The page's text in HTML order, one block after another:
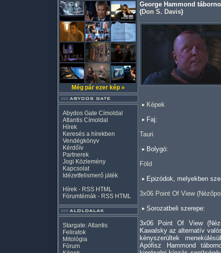
Még pár ezer kép »
Abydos Gate Címoldal
Atlantis Címoldal
Hírek
Keresés a hírekben
Vendégkönyv
Kérdőív
Partnerek
Jogi Közlemény
Kapcsolat
Idézetfelismerő játék
Hírek - RSS HTML
Fórumtémák - RSS HTML
Stargate: Atlantis
Feliratok
Mitológia
Fórum
George Hammond
(Don S. Davis)
Képek
Faj:
Tauri
Bolygó:
Föld
Epizódok, melyekben
3x06 Point Of View
Sorozatbeli szerepe:
3x06 Point Of View
Kawalsky az alternatív
kényszerültek
Apófisz Hammond